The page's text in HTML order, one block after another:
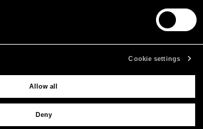
Cookie settings
Allow all
Deny